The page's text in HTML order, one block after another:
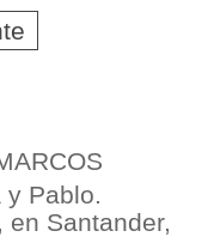
y Pablo.
en Santander,